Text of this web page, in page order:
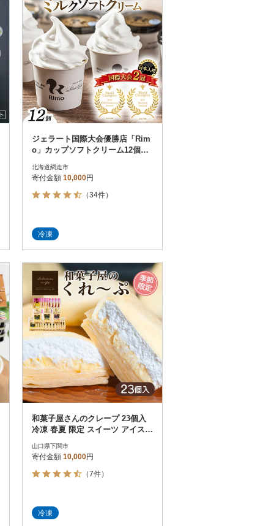
ジェラート国際大会優勝店「Rim
o」カップソフトクリーム12個セ
北海道網走市
寄付金額 10,000円
（34件）
冷凍
和菓子屋さんのクレープ 23個入
冷凍 春夏 限定 スイーツ アイス
山口県下関市
寄付金額 10,000円
（7件）
冷凍